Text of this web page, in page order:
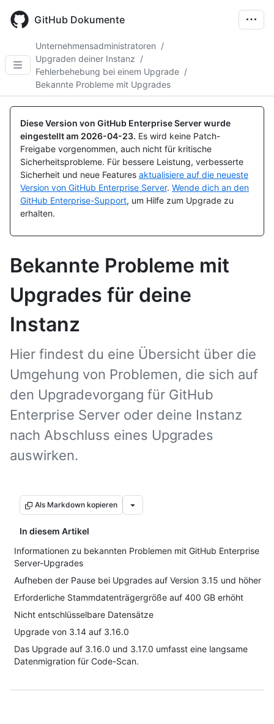
main
GitHub Dokumente
Unternehmensadministratoren /
Upgraden deiner Instanz /
Fehlerbehebung bei einem Upgrade /
Bekannte Probleme mit Upgrades
Diese Version von GitHub Enterprise Server wurde
eingestellt am 2026-04-23. Es wird keine Patch-
Freigabe vorgenommen, auch nicht für kritische
Sicherheitsprobleme. Für bessere Leistung, verbesserte
Sicherheit und neue Features aktualisiere auf die neueste
Version von GitHub Enterprise Server. Wende dich an den
GitHub Enterprise-Support, um Hilfe zum Upgrade zu
erhalten.
Bekannte Probleme mit
Upgrades für deine
Instanz
Hier findest du eine Übersicht über die
Umgehung von Problemen, die sich auf
den Upgradevorgang für GitHub
Enterprise Server oder deine Instanz
nach Abschluss eines Upgrades
auswirken.
Als Markdown kopieren
In diesem Artikel
Informationen zu bekannten Problemen mit GitHub Enterprise
Server-Upgrades
Aufheben der Pause bei Upgrades auf Version 3.15 und höher
Erforderliche Stammdatenträgergröße auf 400 GB erhöht
Nicht entschlüsselbare Datensätze
Upgrade von 3.14 auf 3.16.0
Das Upgrade auf 3.16.0 und 3.17.0 umfasst eine langsame
Datenmigration für Code-Scan.